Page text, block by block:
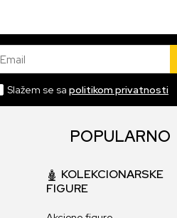
Email
Slažem se sa politikom privatnosti
POPULARNO
KOLEKCIONARSKE
FIGURE